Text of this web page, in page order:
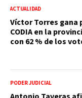
ACTUALIDAD
Víctor Torres gana
CODIA en la
con 62 % de los
PODER JUDICIAL